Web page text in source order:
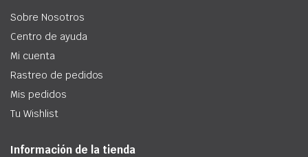
Sobre Nosotros
Centro de ayuda
Mi cuenta
Rastreo de pedidos
Mis pedidos
Tu Wishlist
Información de la tienda